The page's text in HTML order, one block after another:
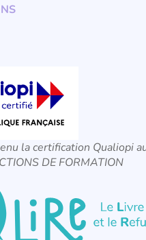
la certification Qualiopi
DE FORMATION